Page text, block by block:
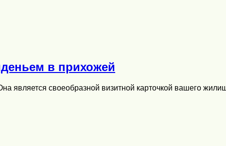
в прихожей
является своеобразной визитной карточкой вашего